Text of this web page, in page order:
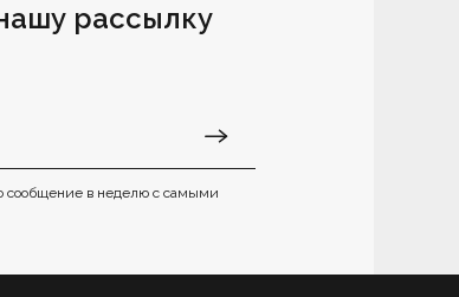
рассылку
сообщение в неделю с самыми